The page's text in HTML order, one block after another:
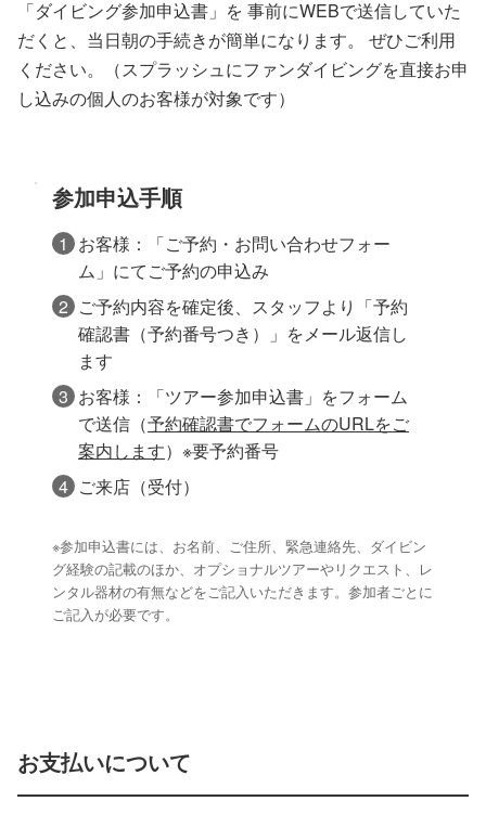
「ダイビング参加申込書」を 事前にWEBで送信していた
だくと、当日朝の手続きが簡単になります。 ぜひご利用
ください。（スプラッシュにファンダイビングを直接お申
し込みの個人のお客様が対象です）
参加申込手順
お客様：「ご予約・お問い合わせフォー
ム」にてご予約の申込み
ご予約内容を確定後、スタッフより「予約
確認書（予約番号つき）」をメール返信し
ます
お客様：「ツアー参加申込書」をフォーム
で送信（予約確認書でフォームのURLをご
案内します）※要予約番号
ご来店（受付）
※参加申込書には、お名前、ご住所、緊急連絡先、ダイビン
グ経験の記載のほか、オプショナルツアーやリクエスト、レ
ンタル器材の有無などをご記入いただきます。参加者ごとに
ご記入が必要です。
お支払いについて